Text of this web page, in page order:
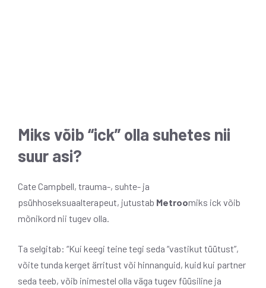
Miks võib “ick” olla suhetes nii
suur asi?
Cate Campbell, trauma-, suhte- ja
psühhoseksuaalterapeut, jutustab Metroomiks ick võib
mõnikord nii tugev olla.
Ta selgitab: “Kui keegi teine ​​tegi seda “vastikut tüütust”,
võite tunda kerget ärritust või hinnanguid, kuid kui partner
seda teeb, võib inimestel olla väga tugev füüsiline ja